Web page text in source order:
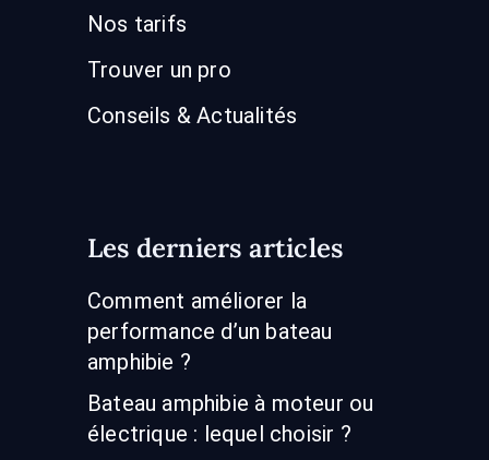
Nos tarifs
Trouver un pro
Conseils & Actualités
Les derniers articles
Comment améliorer la
performance d’un bateau
amphibie ?
Bateau amphibie à moteur ou
électrique : lequel choisir ?